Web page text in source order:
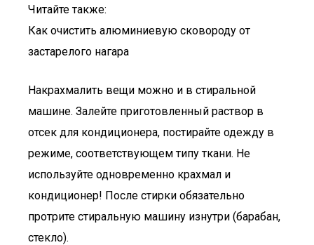
Читайте также:
Как очистить алюминиевую сковороду от
застарелого нагара
Накрахмалить вещи можно и в стиральной
машине. Залейте приготовленный раствор в
отсек для кондиционера, постирайте одежду в
режиме, соответствующем типу ткани. Не
используйте одновременно крахмал и
кондиционер! После стирки обязательно
протрите стиральную машину изнутри (барабан,
стекло).